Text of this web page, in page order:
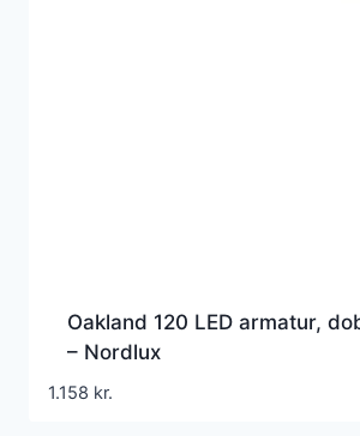
Oakland 120 LED armatur,
– Nordlux
1.158 kr.